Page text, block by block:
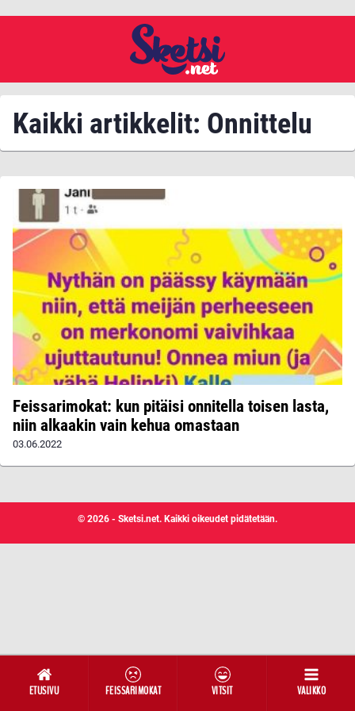
ETUSIVU FEISSARIMOKAT VITSIT VALIKKO
Kaikki artikkelit: Onnittelu
Feissarimokat: kun pitäisi onnitella toisen lasta,
niin alkaakin vain kehua omastaan
03.06.2022
© 2026 - Sketsi.net. Kaikki oikeudet pidätetään.